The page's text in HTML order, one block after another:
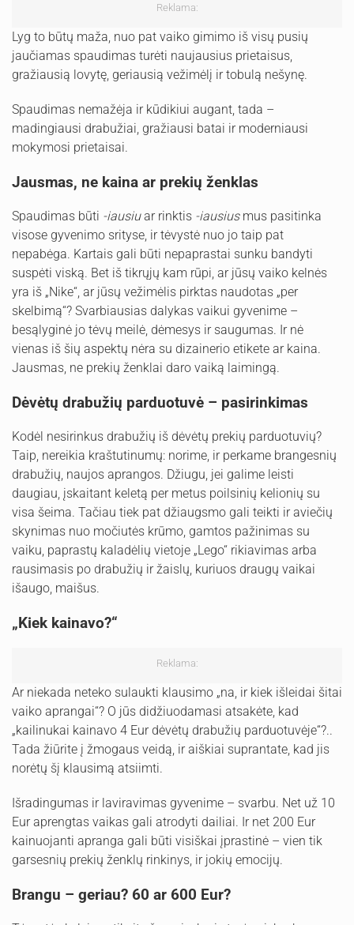
Reklama:
Lyg to būtų maža, nuo pat vaiko gimimo iš visų pusių
jaučiamas spaudimas turėti naujausius prietaisus,
gražiausią lovytę, geriausią vežimėlį ir tobulą nešynę.
Spaudimas nemažėja ir kūdikiui augant, tada –
madingiausi drabužiai, gražiausi batai ir moderniausi
mokymosi prietaisai.
Jausmas, ne kaina ar prekių ženklas
Spaudimas būti -iausiuar rinktis -iausiusmus pasitinka
visose gyvenimo srityse, ir tėvystė nuo jo taip pat
nepabėga. Kartais gali būti nepaprastai sunku bandyti
suspėti viską. Bet iš tikrųjų kam rūpi, ar jūsų vaiko kelnės
yra iš „Nike“, ar jūsų vežimėlis pirktas naudotas „per
skelbimą“? Svarbiausias dalykas vaikui gyvenime –
besąlyginė jo tėvų meilė, dėmesys ir saugumas. Ir nė
vienas iš šių aspektų nėra su dizainerio etikete ar kaina.
Jausmas, ne prekių ženklai daro vaiką laimingą.
Dėvėtų drabužių parduotuvė – pasirinkimas
Kodėl nesirinkus drabužių iš dėvėtų prekių parduotuvių?
Taip, nereikia kraštutinumų: norime, ir perkame brangesnių
drabužių, naujos aprangos. Džiugu, jei galime leisti
daugiau, įskaitant keletą per metus poilsinių kelionių su
visa šeima. Tačiau tiek pat džiaugsmo gali teikti ir aviečių
skynimas nuo močiutės krūmo, gamtos pažinimas su
vaiku, paprastų kaladėlių vietoje „Lego“ rikiavimas arba
rausimasis po drabužių ir žaislų, kuriuos draugų vaikai
išaugo, maišus.
„Kiek kainavo?“
Reklama:
Ar niekada neteko sulaukti klausimo „na, ir kiek išleidai šitai
vaiko aprangai“? O jūs didžiuodamasi atsakėte, kad
„kailinukai kainavo 4 Eur dėvėtų drabužių parduotuvėje“?..
Tada žiūrite į žmogaus veidą, ir aiškiai suprantate, kad jis
norėtų šį klausimą atsiimti.
Išradingumas ir laviravimas gyvenime – svarbu. Net už 10
Eur aprengtas vaikas gali atrodyti dailiai. Ir net 200 Eur
kainuojanti apranga gali būti visiškai įprastinė – vien tik
garsesnių prekių ženklų rinkinys, ir jokių emocijų.
Brangu – geriau? 60 ar 600 Eur?